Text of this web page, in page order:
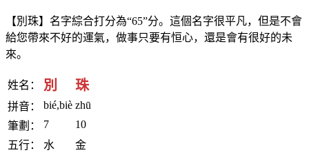
【別珠】名字綜合打分為“65”分。這個名字很平凡，但是不會
給您帶來不好的運氣，做事只要有恒心，還是會有很好的未
來。
姓名： 別 珠
拼音： bié,biè zhū
筆劃：
7
10
五行：
水 金